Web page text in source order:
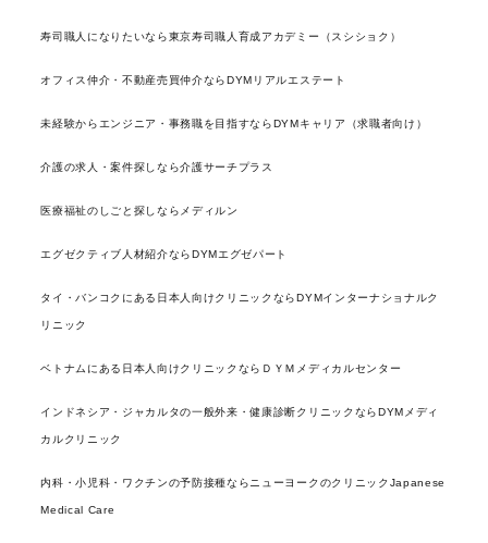
寿司職人になりたいなら東京寿司職人育成アカデミー（スシショク）
オフィス仲介・不動産売買仲介ならDYMリアルエステート
未経験からエンジニア・事務職を目指すならDYMキャリア（求職者向け）
介護の求人・案件探しなら介護サーチプラス
医療福祉のしごと探しならメディルン
エグゼクティブ人材紹介ならDYMエグゼパート
タイ・バンコクにある日本人向けクリニックならDYMインターナショナルク
リニック
ベトナムにある日本人向けクリニックならＤＹＭメディカルセンター
インドネシア・ジャカルタの一般外来・健康診断クリニックならDYMメディ
カルクリニック
内科・小児科・ワクチンの予防接種ならニューヨークのクリニックJapanese
Medical Care